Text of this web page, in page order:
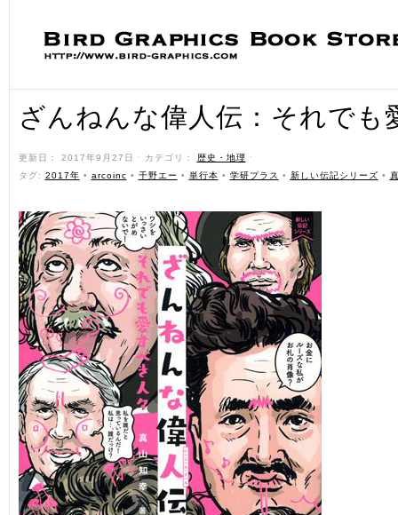
ざんねんな偉人伝：それでも
更新日： 2017年9月27日 ˑ カテゴリ： 歴史・地理
ˑ
タグ: 2017年 • arcoinc • 千野エー • 単行本 • 学研プラス • 新しい伝記シリーズ •